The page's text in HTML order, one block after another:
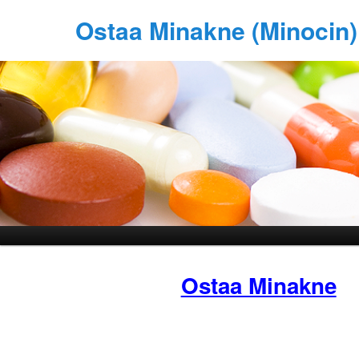
Ostaa Minakne
Ostaa Minakne